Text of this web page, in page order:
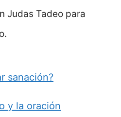
Judas Tadeo para
sanación?
y la oración